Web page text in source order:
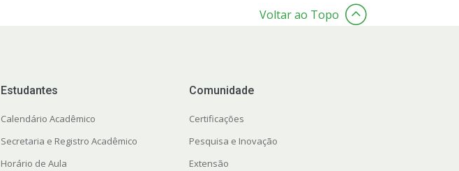
Voltar ao Topo
Estudantes
Calendário Acadêmico
Secretaria e Registro Acadêmico
Horário de Aula
Comunidade
Certificações
Pesquisa e Inovação
Extensão